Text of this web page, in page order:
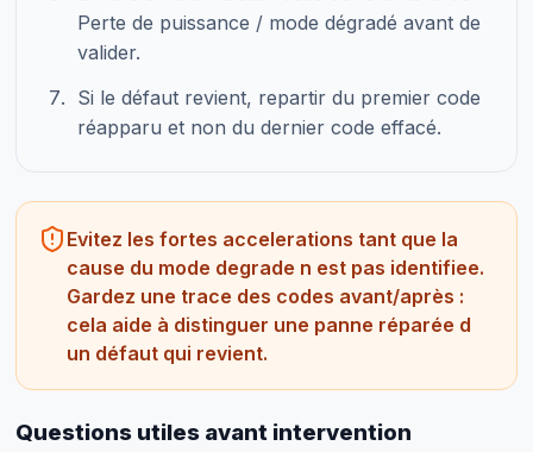
Perte de puissance / mode dégradé avant de
valider.
Si le défaut revient, repartir du premier code
réapparu et non du dernier code effacé.
Evitez les fortes accelerations tant que la
cause du mode degrade n est pas identifiee.
Gardez une trace des codes avant/après :
cela aide à distinguer une panne réparée d
un défaut qui revient.
Questions utiles avant intervention